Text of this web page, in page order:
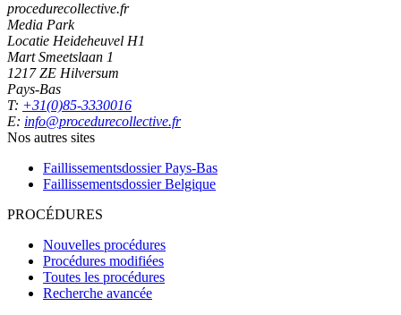
procedurecollective.fr
Media Park
Locatie Heideheuvel H1
Mart Smeetslaan 1
1217 ZE Hilversum
Pays-Bas
T: +31(0)85-3330016
E: info@procedurecollective.fr
Nos autres sites
Faillissementsdossier Pays-Bas
Faillissementsdossier Belgique
PROCÉDURES
Nouvelles procédures
Procédures modifiées
Toutes les procédures
Recherche avancée